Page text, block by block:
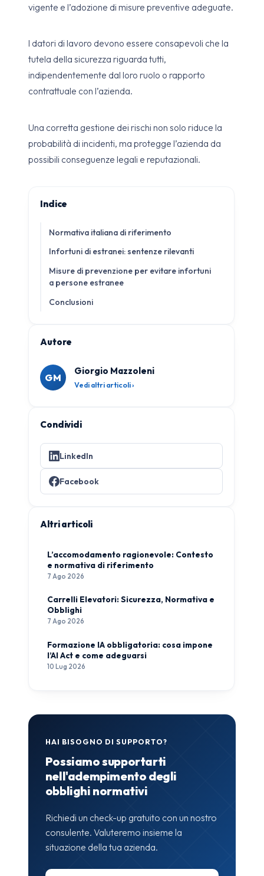
vigente e l’adozione di misure preventive adeguate.
I datori di lavoro devono essere consapevoli che la
tutela della sicurezza riguarda tutti,
indipendentemente dal loro ruolo o rapporto
contrattuale con l’azienda.
Una corretta gestione dei rischi non solo riduce la
probabilità di incidenti, ma protegge l’azienda da
possibili conseguenze legali e reputazionali.
Indice
Normativa italiana di riferimento
Infortuni di estranei: sentenze rilevanti
Misure di prevenzione per evitare infortuni
a persone estranee
Conclusioni
Autore
GM
Giorgio Mazzoleni
Vedi altri articoli ›
Condividi
LinkedIn
Facebook
Altri articoli
L’accomodamento ragionevole: Contesto
e normativa di riferimento
7 Ago 2026
Carrelli Elevatori: Sicurezza, Normativa e
Obblighi
7 Ago 2026
Formazione IA obbligatoria: cosa impone
l’AI Act e come adeguarsi
10 Lug 2026
HAI BISOGNO DI SUPPORTO?
Possiamo supportarti
nell'adempimento degli
obblighi normativi
Richiedi un check-up gratuito con un nostro
consulente. Valuteremo insieme la
situazione della tua azienda.